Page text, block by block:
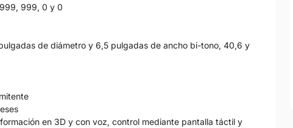
999, 0 y 0
de diámetro y 6,5 pulgadas de ancho bi-tono, 40,6 y
en 3D y con voz, control mediante pantalla táctil y